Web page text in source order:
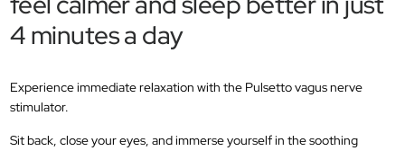
4 minutes a day
Experience immediate relaxation with the Pulsetto vagus nerve
stimulator.
Sit back, close your eyes, and immerse yourself in the soothing